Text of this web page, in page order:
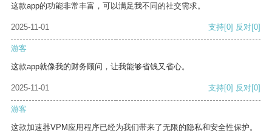
这款app的功能非常丰富，可以满足我不同的社交需求。
2025-11-01 支持[0] 反对[0]
游客
这款app就像我的财务顾问，让我能够省钱又省心。
2025-11-01 支持[0] 反对[0]
游客
这款加速器VPM应用程序已经为我们带来了无限的隐私和安全性保护。